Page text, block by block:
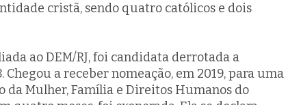
cristã, sendo quatro católicos e dois
ao DEM/RJ, foi candidata derrotada a
a receber nomeação, em 2019, para uma
da Mulher, Família e Direitos Humanos do